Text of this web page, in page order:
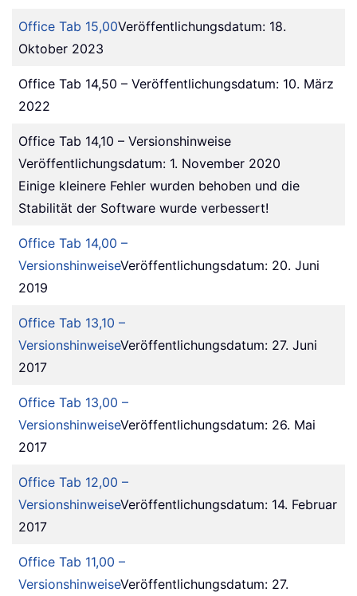
Office Tab 15,00Veröffentlichungsdatum: 18.
Oktober 2023
Office Tab 14,50 – Veröffentlichungsdatum: 10. März
2022
Office Tab 14,10 – Versionshinweise
Veröffentlichungsdatum: 1. November 2020
Einige kleinere Fehler wurden behoben und die
Stabilität der Software wurde verbessert!
Office Tab 14,00 –
VersionshinweiseVeröffentlichungsdatum: 20. Juni
2019
Office Tab 13,10 –
VersionshinweiseVeröffentlichungsdatum: 27. Juni
2017
Office Tab 13,00 –
VersionshinweiseVeröffentlichungsdatum: 26. Mai
2017
Office Tab 12,00 –
VersionshinweiseVeröffentlichungsdatum: 14. Februar
2017
Office Tab 11,00 –
VersionshinweiseVeröffentlichungsdatum: 27.